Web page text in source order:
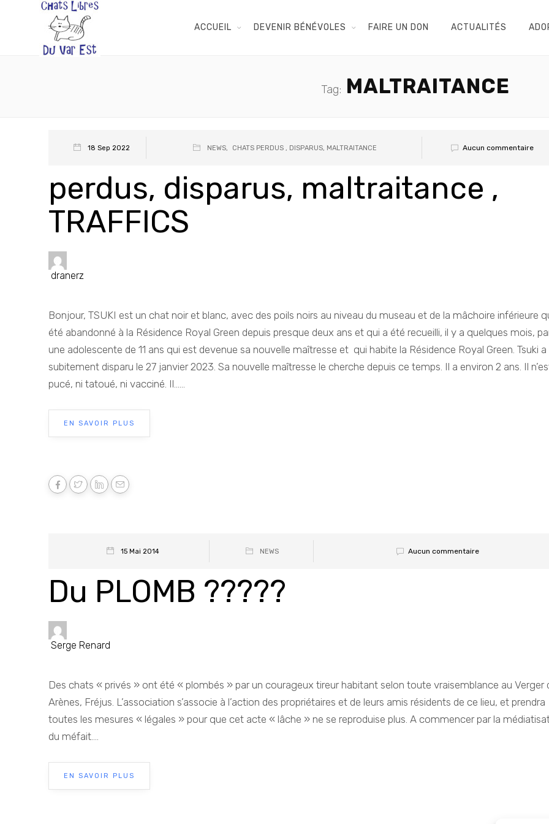
ACCUEIL DEVENIR BÉNÉVOLES FAIRE UN DON ACTUALITÉS
Tag: MALTRAITANCE
18 Sep 2022 NEWS, CHATS PERDUS , DISPARUS, MALTRAITANCE Aucun commentaire
perdus, disparus, maltraitance ,
TRAFFICS
dranerz
Bonjour, TSUKI est un chat noir et blanc, avec des poils noirs au niveau du museau et de la mâchoire inférieure
été abandonné à la Résidence Royal Green depuis presque deux ans et qui a été recueilli, il y a quelques mois,
une adolescente de 11 ans qui est devenue sa nouvelle maîtresse et qui habite la Résidence Royal Green. Tsuki a
subitement disparu le 27 janvier 2023. Sa nouvelle maîtresse le cherche depuis ce temps. Il a environ 2 ans. Il
pucé, ni tatoué, ni vacciné. Il......
EN SAVOIR PLUS
15 Mai 2014 NEWS Aucun commentaire
Du PLOMB ?????
Serge Renard
Des chats « privés » ont été « plombés » par un courageux tireur habitant selon toute vraisemblance au Verger
Arènes, Fréjus. L’association s’associe à l’action des propriétaires et de leurs amis résidents de ce lieu, et prendra
toutes les mesures « légales » pour que cet acte « lâche » ne se reproduise plus. A commencer par la
du méfait....
EN SAVOIR PLUS